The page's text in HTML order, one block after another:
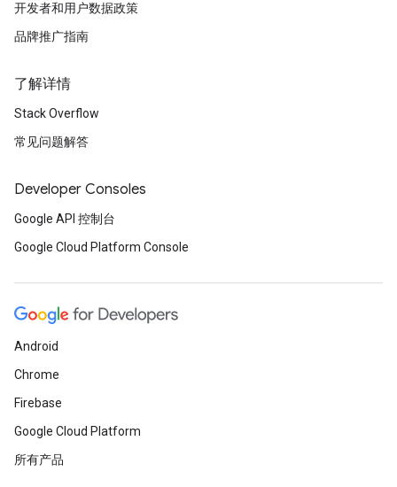
开发者和用户数据政策
品牌推广指南
了解详情
Stack Overflow
常见问题解答
Developer Consoles
Google API 控制台
Google Cloud Platform Console
Android
Chrome
Firebase
Google Cloud Platform
所有产品